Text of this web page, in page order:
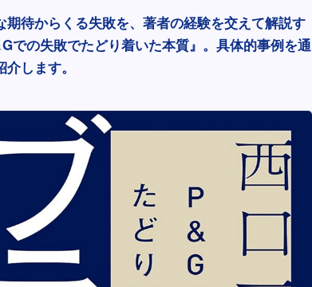
待からくる失敗を、著者の経験を交えて解説す
の失敗でたどり着いた本質』。具体的事例を通
します。